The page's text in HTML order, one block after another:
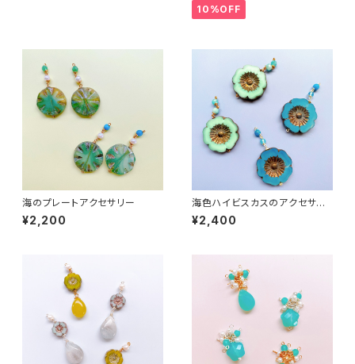
10%OFF
海のプレートアクセサリー
¥2,200
海色ハイビスカスのアクセサリ
ー
¥2,400